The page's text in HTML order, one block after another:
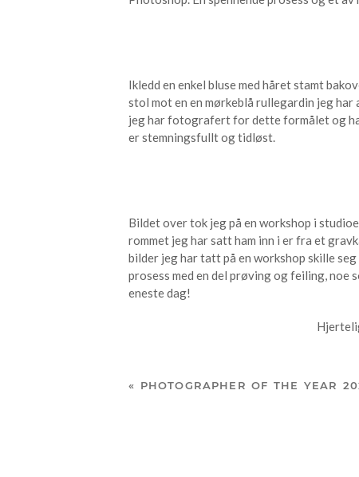
Ikledd en enkel bluse med håret stamt
stol mot en en mørkeblå rullegardin jeg
jeg har fotografert for dette formålet og
er stemningsfullt og tidløst.
Bildet over tok jeg på en workshop i
rommet jeg har satt ham inn i er fra et
bilder jeg har tatt på en workshop skille
prosess med en del prøving og feiling,
eneste dag!
« PHOTOGRAPHER OF THE YEAR